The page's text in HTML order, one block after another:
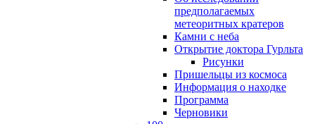
предполагаемых
метеоритных кратеров
Камни с неба
Открытие доктора Гурльта
Рисунки
Пришельцы из космоса
Информация о находке
Программа
Черновики